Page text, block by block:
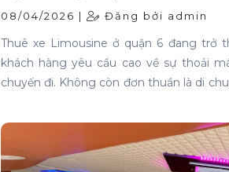
08/04/2026 | Đăng bởi admin
Thuê xe Limousine ở quận 6 đang trở
khách hàng yêu cầu cao về sự thoải
chuyến đi. Không còn đơn thuần là di
cực kỳ tiện nghi.Nếu bạn từng thử
chuẩn, bạn sẽ hiểu vì sao nhiều khách
không muốn đi các dòng xe thông